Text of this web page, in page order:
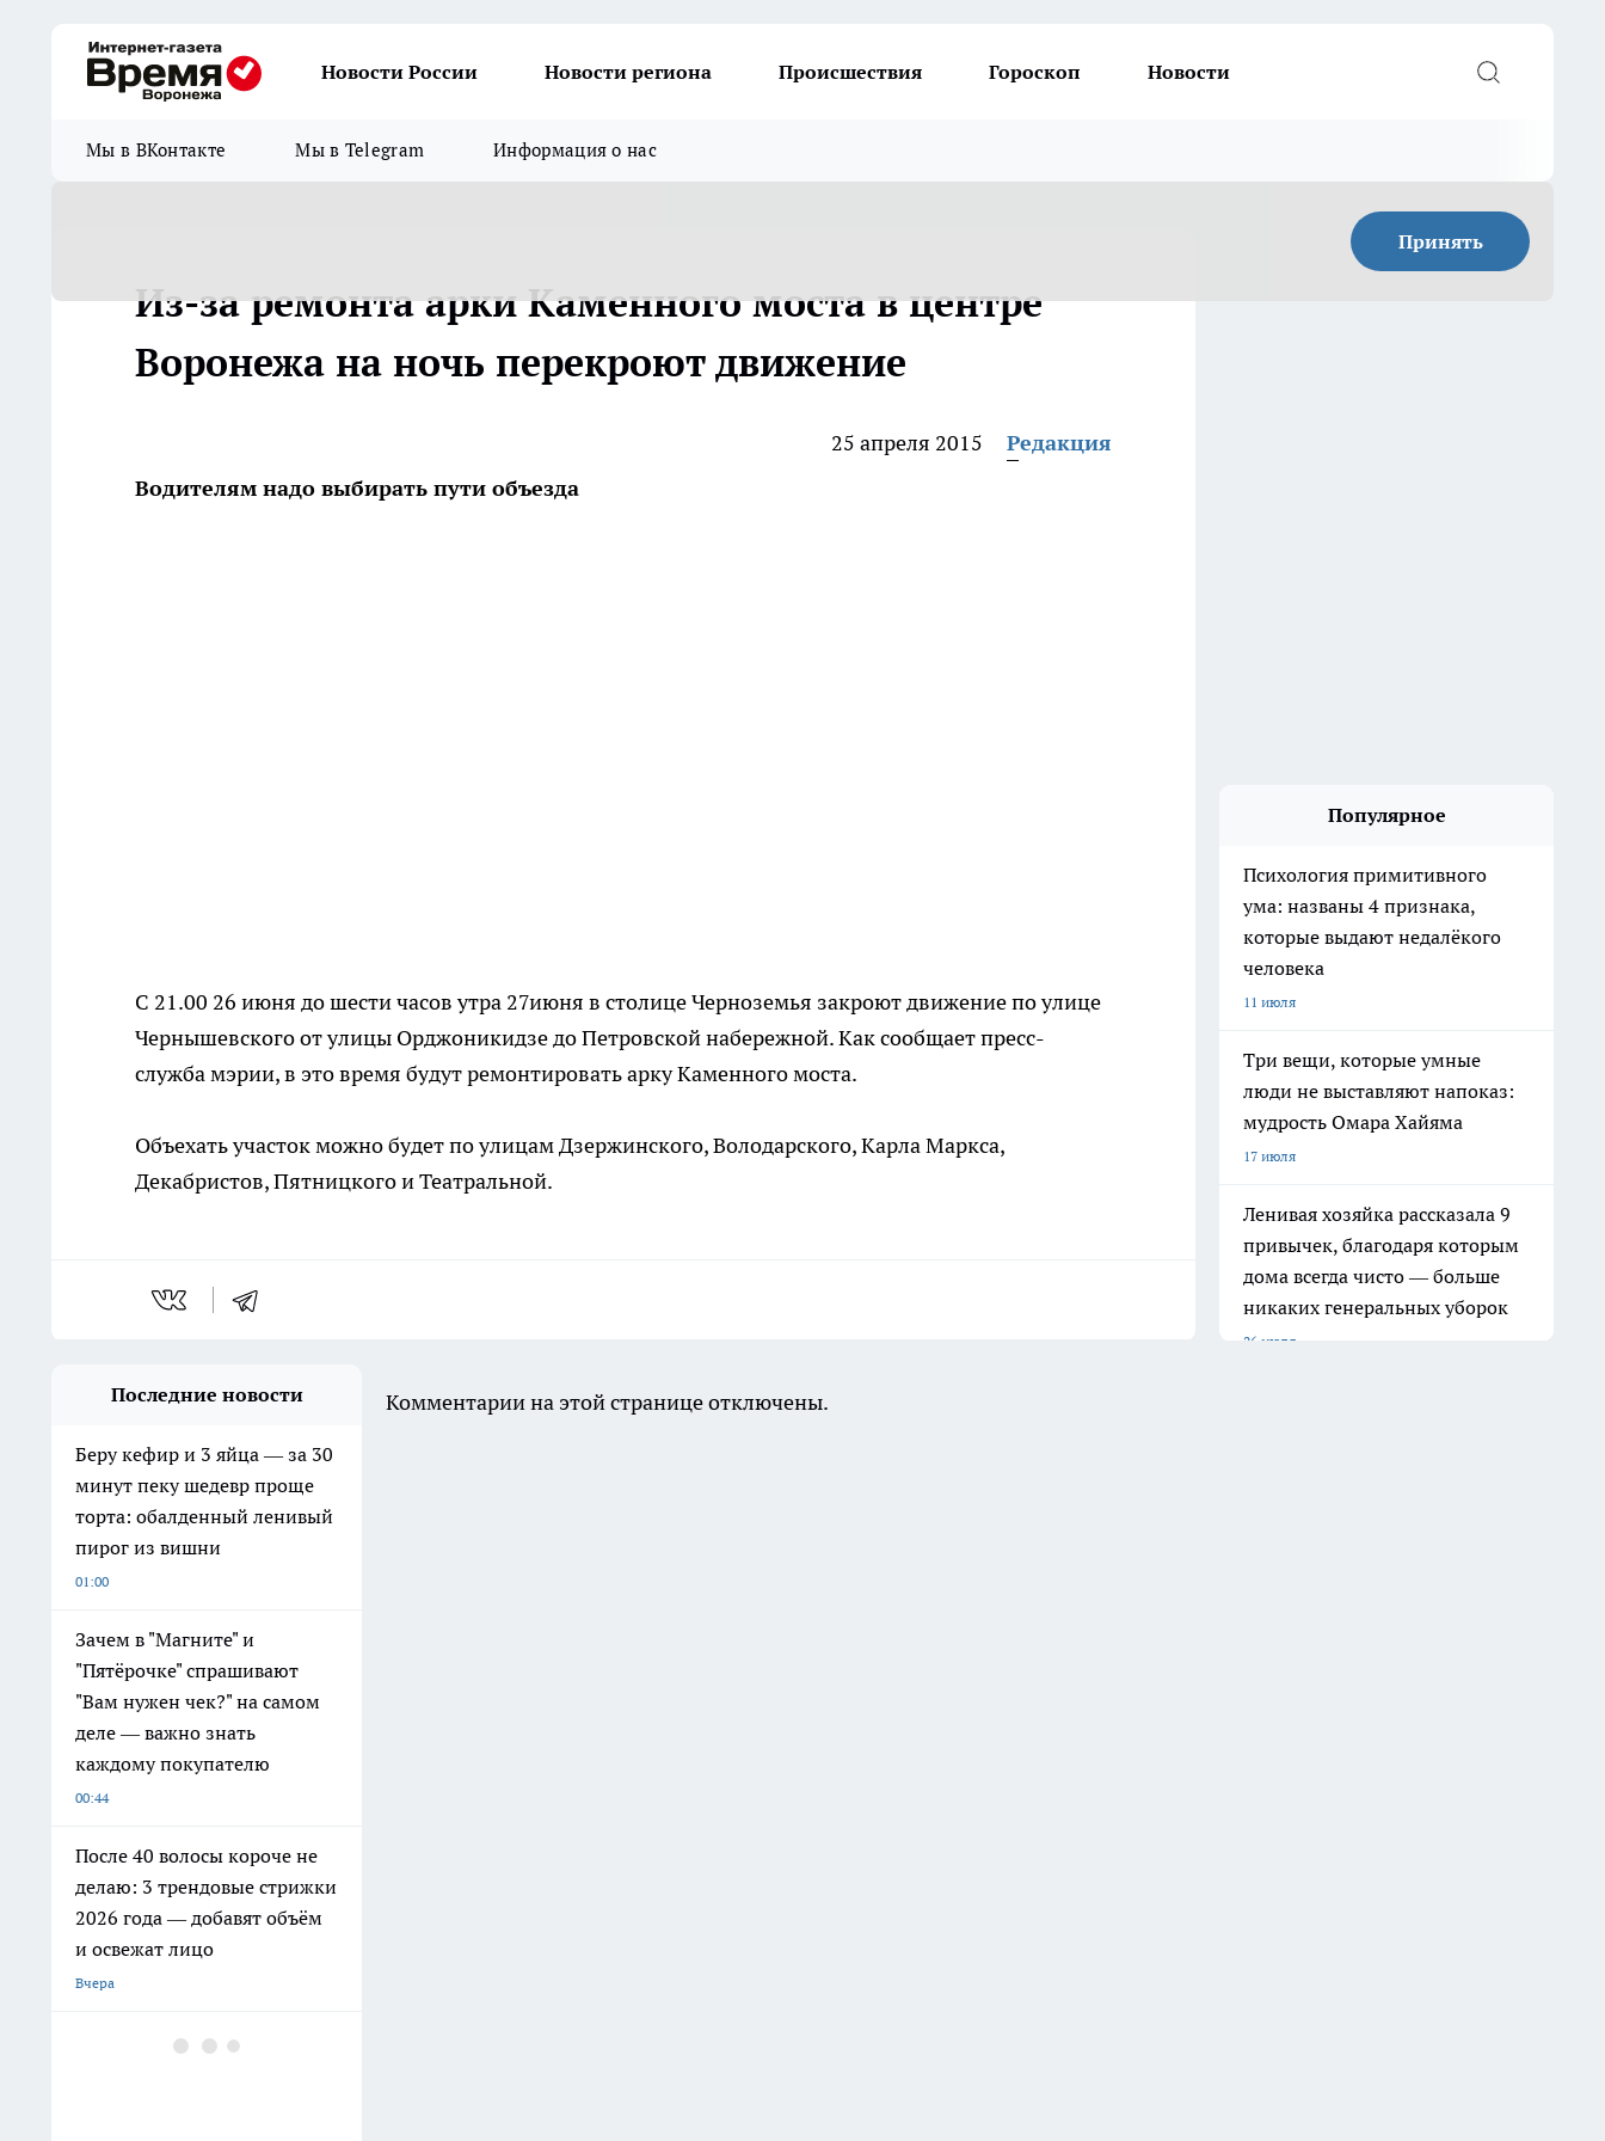
Новости России Новости региона Происшествия Гороскоп Новости
Мы в ВКонтакте Мы в Telegram Информация о нас
Принять
Из-за ремонта арки Каменного моста в центре
Воронежа на ночь перекроют движение
25 апреля 2015
Редакция
Водителям надо выбирать пути объезда
С 21.00 26 июня до шести часов утра 27июня в столице Черноземья закроют движение по улице
Чернышевского от улицы Орджоникидзе до Петровской набережной. Как сообщает пресс-
служба мэрии, в это время будут ремонтировать арку Каменного моста.
Объехать участок можно будет по улицам Дзержинского, Володарского, Карла Маркса,
Декабристов, Пятницкого и Театральной.
Популярное
Психология примитивного
ума: названы 4 признака,
которые выдают недалёкого
человека
11 июля
Три вещи, которые умные
люди не выставляют напоказ:
мудрость Омара Хайяма
17 июля
Последние новости
Беру кефир и 3 яйца — за 30
минут пеку шедевр проще
торта: обалденный ленивый
пирог из вишни
01:00
Зачем в "Магните" и
"Пятёрочке" спрашивают
"Вам нужен чек?" на самом
деле — важно знать
каждому покупателю
00:44
После 40 волосы короче не
делаю: 3 трендовые стрижки
2026 года — добавят объём
и освежат лицо
Вчера
Батон больше не покупаем,
Комментарии на этой странице отключены.